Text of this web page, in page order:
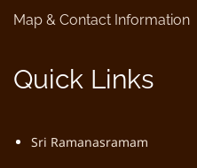
Map & Contact Information
Quick Links
Sri Ramanasramam